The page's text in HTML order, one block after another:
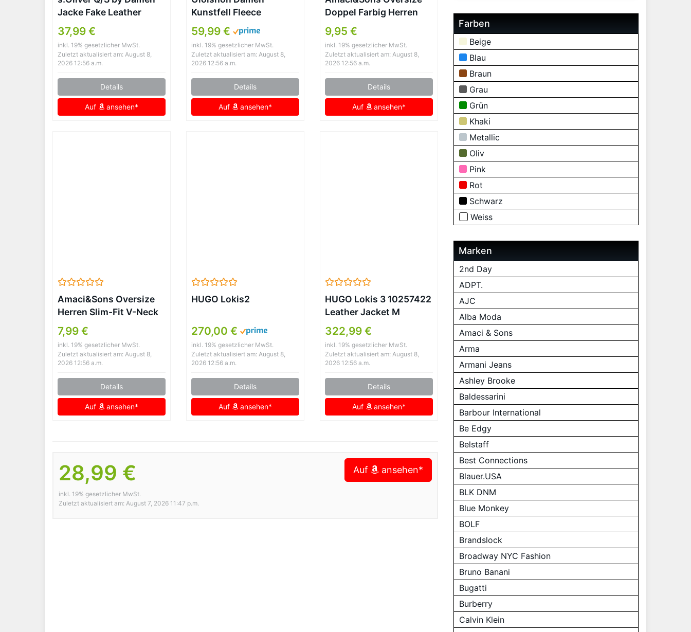
Jacke Fake Leather
GREY/BLACK M
37,99 €
inkl. 19% gesetzlicher MwSt.
Zuletzt aktualisiert am: August 8,
2026 12:56 a.m.
Details
Auf ansehen*
Kunstfell Fleece
Kurzmantel Warmer
Flauschiger
Herbstmantel Zottelige
Modische Weiche
Oberbekleidung 3671
Schwarz L
59,99 €
inkl. 19% gesetzlicher MwSt.
Zuletzt aktualisiert am: August 8,
2026 12:56 a.m.
Details
Auf ansehen*
Doppel Farbig Herren
Slim-Fit T-Shirt
Anthrazit/Schwarz
9,95 €
inkl. 19% gesetzlicher MwSt.
Zuletzt aktualisiert am: August 8,
2026 12:56 a.m.
Details
Auf ansehen*
Amaci&Sons Oversize
Herren Slim-Fit V-Neck
T-Shirt Schwarz
7,99 €
inkl. 19% gesetzlicher MwSt.
Zuletzt aktualisiert am: August 8,
2026 12:56 a.m.
Details
Auf ansehen*
HUGO Lokis2
270,00 €
inkl. 19% gesetzlicher MwSt.
Zuletzt aktualisiert am: August 8,
2026 12:56 a.m.
Details
Auf ansehen*
HUGO Lokis 3 10257422
Leather Jacket M
322,99 €
inkl. 19% gesetzlicher MwSt.
Zuletzt aktualisiert am: August 8,
2026 12:56 a.m.
Details
Auf ansehen*
28,99 €
inkl. 19% gesetzlicher MwSt.
Zuletzt aktualisiert am: August 7, 2026 11:47 p.m.
Auf ansehen*
Farben
Beige
Blau
Braun
Grau
Grün
Khaki
Metallic
Oliv
Pink
Rot
Schwarz
Weiss
Marken
2nd Day
ADPT.
AJC
Alba Moda
Amaci & Sons
Arma
Armani Jeans
Ashley Brooke
Baldessarini
Barbour International
Be Edgy
Belstaff
Best Connections
Blauer.USA
BLK DNM
Blue Monkey
BOLF
Brandslock
Broadway NYC Fashion
Bruno Banani
Bugatti
Burberry
Calvin Klein